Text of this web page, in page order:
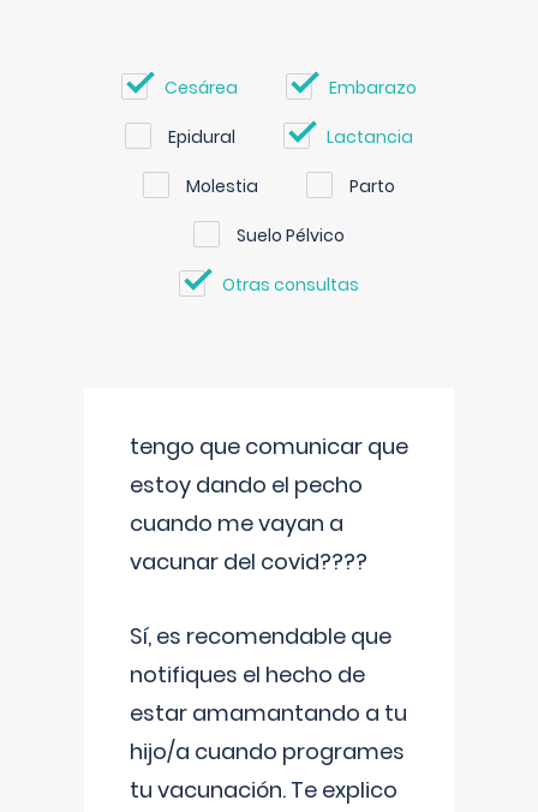
Cesárea Embarazo
Epidural Lactancia
Molestia Parto
Suelo Pélvico
Otras consultas
tengo que comunicar que
estoy dando el pecho
cuando me vayan a
vacunar del covid????
Sí, es recomendable que
notifiques el hecho de
estar amamantando a tu
hijo/a cuando programes
tu vacunación. Te explico